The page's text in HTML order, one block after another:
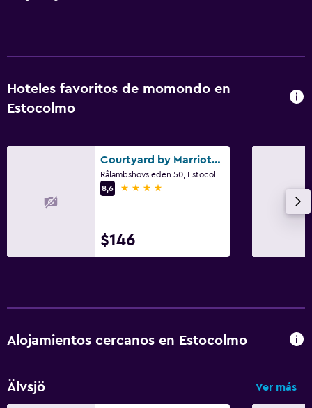
Hoteles favoritos de momondo en
Estocolmo
Courtyard by Marriott Stockholm Kungsholmen
8,6
4 estrellas
$146
Alojamientos cercanos en Estocolmo
Älvsjö Ver más